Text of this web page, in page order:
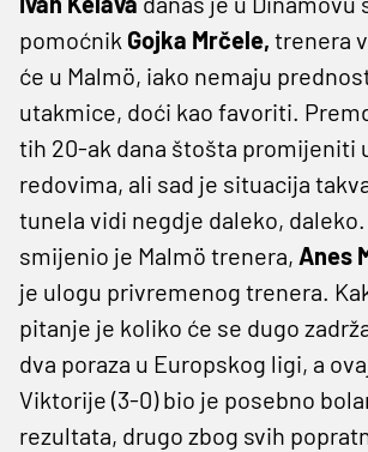
pomoćnik Gojka Mrčele, trenera
će u Malmö, iako nemaju
utakmice, doći kao favoriti.
tih 20-ak dana štošta promijeniti
redovima, ali sad je situacija
tunela vidi negdje daleko,
smijenio je Malmö trenera, Anes
je ulogu privremenog trenera.
pitanje je koliko će se dugo
dva poraza u Europskog ligi, a
Viktorije (3-0) bio je posebno
rezultata, drugo zbog svih